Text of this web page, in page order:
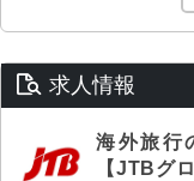
求人情報
海外旅行
【JTBグ